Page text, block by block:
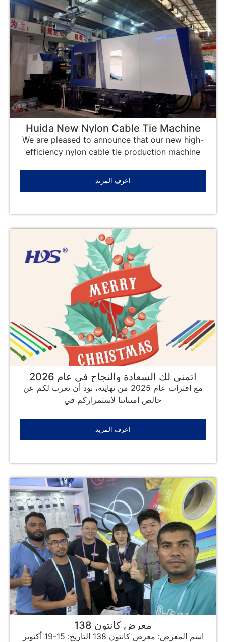
Huida New Nylon Cable Tie Machine
Arrives at the Factory
We are pleased to announce that our new high-
efficiency nylon cable tie production machine
اعرف المزيد
أتمنى لك السعادة والنجاح في عام 2026
مع اقتراب عام 2025 من نهايته، نود أن نعرب لكم عن
خالص امتناننا لاستمراركم في
اعرف المزيد
معرض كانتون 138
اسم المعرض: معرض كانتون 138 التاريخ: 15-19 أكتوبر